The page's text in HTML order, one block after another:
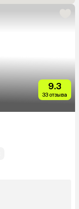
9.3
33 отзыва